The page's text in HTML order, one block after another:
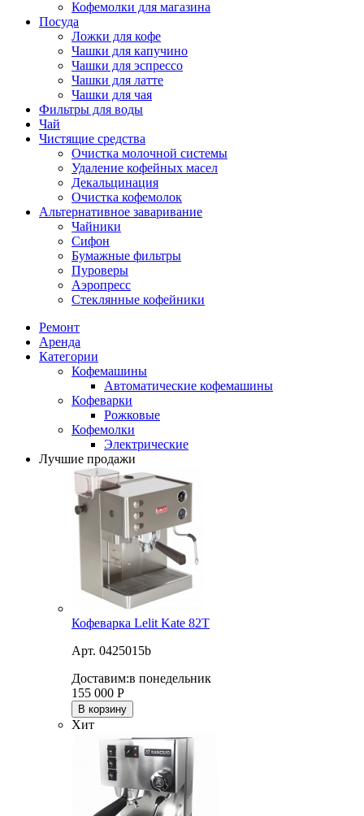
Кофемолки для магазина
Посуда
Ложки для кофе
Чашки для капучино
Чашки для эспрессо
Чашки для латте
Чашки для чая
Фильтры для воды
Чай
Чистящие средства
Очистка молочной системы
Удаление кофейных масел
Декальцинация
Очистка кофемолок
Альтернативное заваривание
Чайники
Сифон
Бумажные фильтры
Пуроверы
Аэропресс
Стеклянные кофейники
Ремонт
Аренда
Категории
Кофемашины
Автоматические кофемашины
Кофеварки
Рожковые
Кофемолки
Электрические
Лучшие продажи
Кофеварка Lelit Kate 82T
Арт. 0425015b
Доставим:в понедельник
155 000 Р
В корзину
Хит